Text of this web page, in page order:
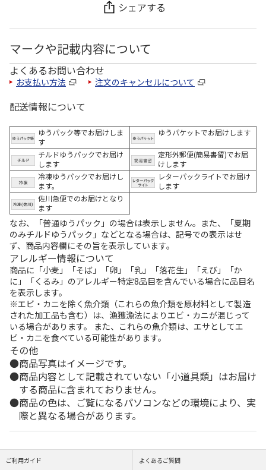
シェアする
マークや記載内容について
よくあるお問い合わせ
お支払い方法 注文のキャンセルについて
配送情報について
ゆうパック等でお届けしま
す
ゆうパケットでお届けします
チルドゆうパックでお届け
します
定形外郵便(簡易書留)でお届
けします
冷凍ゆうパックでお届けし
ます。
レターパックライトでお届け
します
佐川急便でのお届けとなり
ます
なお、「普通ゆうパック」の場合は表示しません。また、「夏期
のみチルドゆうパック」などとなる場合は、記号での表示はせ
ず、商品内容欄にその旨を表示しています。
アレルギー情報について
商品に「小麦」「そば」「卵」「乳」「落花生」「えび」「か
に」「くるみ」のアレルギー特定8品目を含んでいる場合に品目名
を表示します。
※エビ・カニを除く魚介類（これらの魚介類を原材料として製造
された加工品も含む）は、漁獲漁法によりエビ・カニが混じって
いる場合があります。 また、これらの魚介類は、エサとしてエ
ビ・カニを食べている可能性があります。
その他
商品写真はイメージです。
商品内容として記載されていない「小道具類」はお届け
する商品に含まれておりません。
商品の色は、ご覧になるパソコンなどの環境により、実
際と異なる場合があります。
ご利用ガイド よくあるご質問